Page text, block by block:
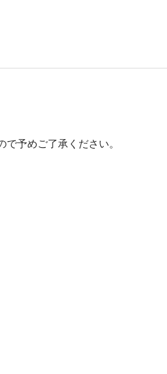
予めご了承ください。